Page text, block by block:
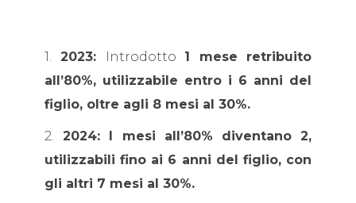
1. 2023: Introdotto 1 mese retribuito
all’80%, utilizzabile entro i 6 anni del
figlio, oltre agli 8 mesi al 30%.
2. 2024: I mesi all’80% diventano 2,
utilizzabili fino ai 6 anni del figlio, con
gli altri 7 mesi al 30%.